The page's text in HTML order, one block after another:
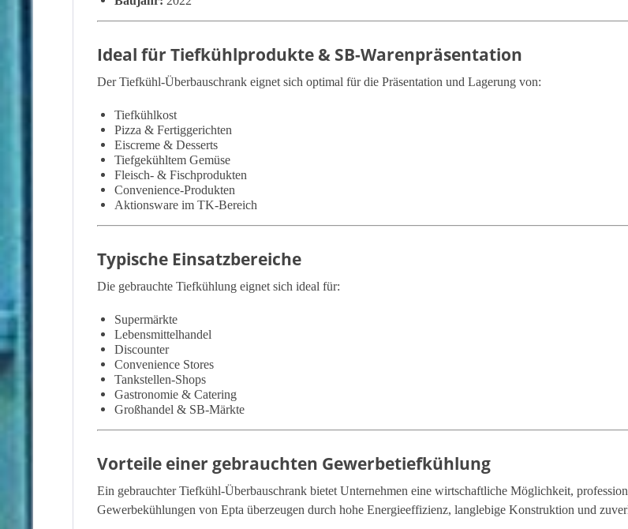
Ideal für Tiefkühlprodukte & SB-Warenpräsentation
Der Tiefkühl-Überbauschrank eignet sich optimal für die Präsentation und Lagerung von:
Tiefkühlkost
Pizza & Fertiggerichten
Eiscreme & Desserts
Tiefgekühltem Gemüse
Fleisch- & Fischprodukten
Convenience-Produkten
Aktionsware im TK-Bereich
Typische Einsatzbereiche
Die gebrauchte Tiefkühlung eignet sich ideal für:
Supermärkte
Lebensmittelhandel
Discounter
Convenience Stores
Tankstellen-Shops
Gastronomie & Catering
Großhandel & SB-Märkte
Vorteile einer gebrauchten Gewerbetiefkühlung
Ein gebrauchter Tiefkühl-Überbauschrank bietet Unternehmen eine wirtschaftliche Möglichkeit,
Gewerbekühlungen von Epta überzeugen durch hohe Energieeffizienz, langlebige Konstruktion und